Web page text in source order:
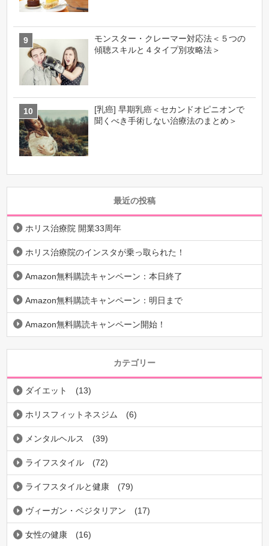
モンスター・クレーマー対応法＜５つの
傾聴スキルと４タイプ別攻略法＞
[乳癌] 早期乳癌＜セカンドオピニオンで
聞くべき手術しない治療法のまとめ＞
最近の投稿
ホリス治療院 開業33周年
ホリス治療院のインスタが乗っ取られた！
Amazon無料購読キャンペーン：本日終了
Amazon無料購読キャンペーン：明日まで
Amazon無料購読キャンペーン開始！
カテゴリー
ダイエット (13)
ホリスフィットネスジム (6)
メンタルヘルス (39)
ライフスタイル (72)
ライフスタイルと健康 (79)
ヴィーガン・ベジタリアン (17)
女性の健康 (16)